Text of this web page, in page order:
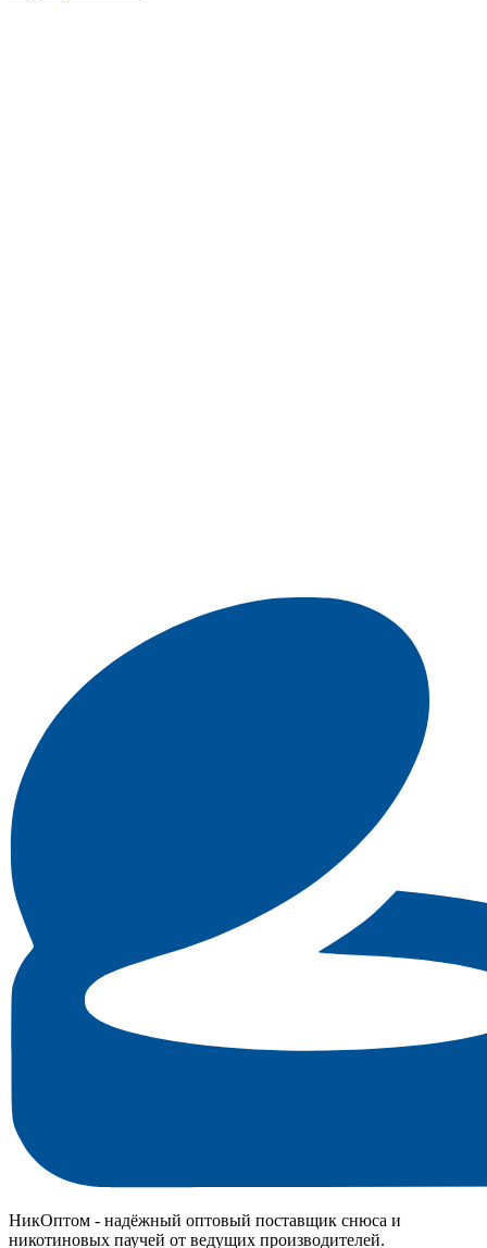
НикОптом - надёжный оптовый поставщик снюса и
никотиновых паучей от ведущих производителей.